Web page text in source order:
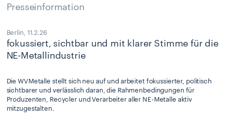
Presseinformation
Berlin 11.2.26
fokussiert, sichtbar und mit klarer Stimme für die
NE-Metallindustrie
Die WVMetalle stellt sich neu auf und arbeitet fokussierter, politisch
sichtbarer und verlässlich daran, die Rahmenbedingungen für
Produzenten, Recycler und Verarbeiter aller NE-Metalle aktiv
mitzugestalten.